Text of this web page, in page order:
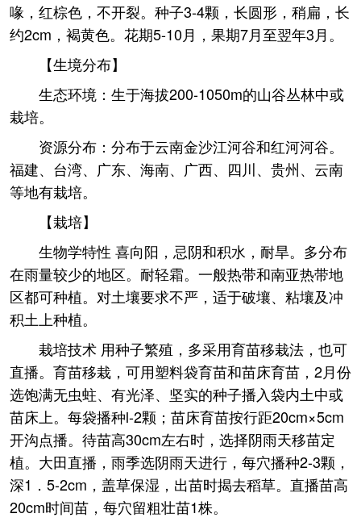
喙，红棕色，不开裂。种子3-4颗，长圆形，稍扁，长
约2cm，褐黄色。花期5-10月，果期7月至翌年3月。
【生境分布】
生态环境：生于海拔200-1050m的山谷丛林中或
栽培。
资源分布：分布于云南金沙江河谷和红河河谷。
福建、台湾、广东、海南、广西、四川、贵州、云南
等地有栽培。
【栽培】
生物学特性 喜向阳，忌阴和积水，耐旱。多分布
在雨量较少的地区。耐轻霜。一般热带和南亚热带地
区都可种植。对土壤要求不严，适于破壤、粘壤及冲
积土上种植。
栽培技术 用种子繁殖，多采用育苗移栽法，也可
直播。育苗移栽，可用塑料袋育苗和苗床育苗，2月份
选饱满无虫蛀、有光泽、坚实的种子播入袋内土中或
苗床上。每袋播种l-2颗；苗床育苗按行距20cm×5cm
开沟点播。待苗高30cm左右时，选择阴雨天移苗定
植。大田直播，雨季选阴雨天进行，每穴播种2-3颗，
深1．5-2cm，盖草保湿，出苗时揭去稻草。直播苗高
20cm时间苗，每穴留粗壮苗1株。